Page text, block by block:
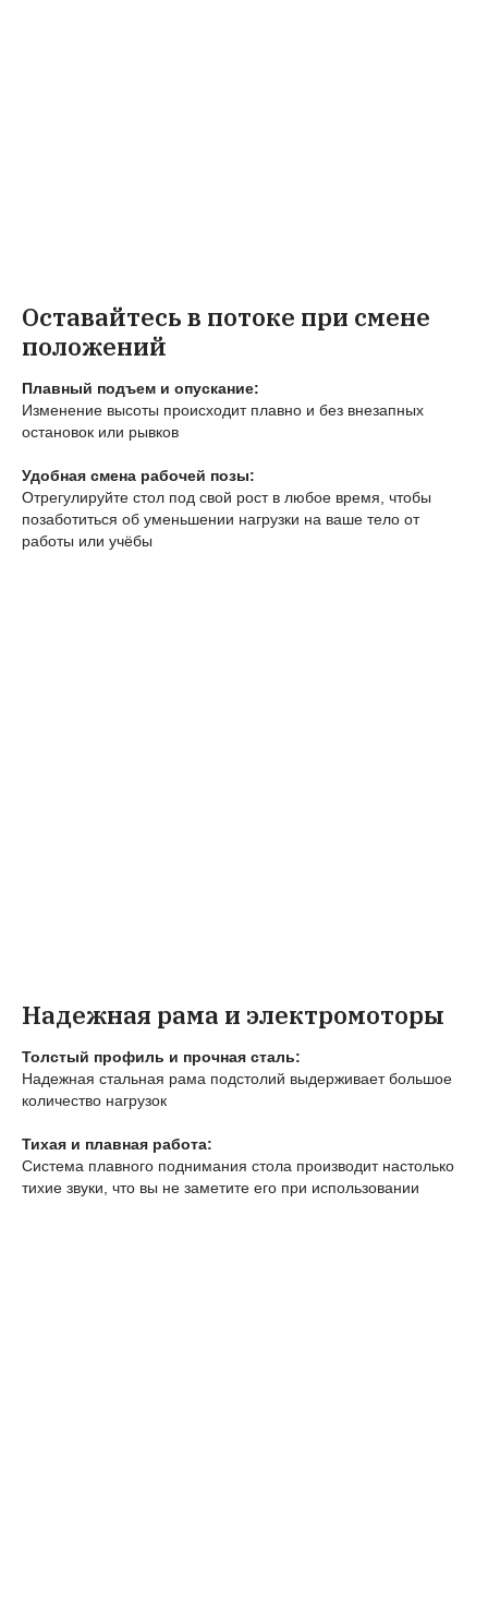
Оставайтесь в потоке при смене
положений
Плавный подъем и опускание:
Изменение высоты происходит плавно и без внезапных
остановок или рывков
Удобная смена рабочей позы:
Отрегулируйте стол под свой рост в любое время, чтобы
позаботиться об уменьшении нагрузки на ваше тело от
работы или учёбы
Надежная рама и электромоторы
Толстый профиль и прочная сталь:
Надежная стальная рама подстолий выдерживает большое
количество нагрузок
Тихая и плавная работа:
Система плавного поднимания стола производит настолько
тихие звуки, что вы не заметите его при использовании